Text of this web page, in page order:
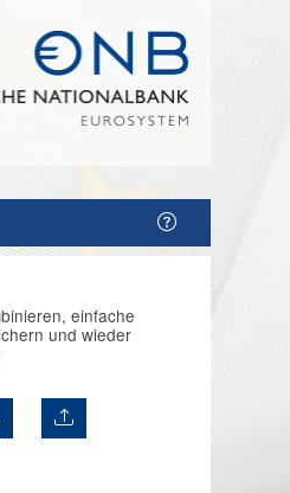
einfache
und wieder